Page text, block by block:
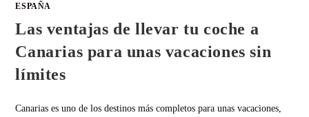
ESPAÑA
Las ventajas de llevar tu coche a
Canarias para unas vacaciones sin
límites
Canarias es uno de los destinos más completos para unas vacaciones,